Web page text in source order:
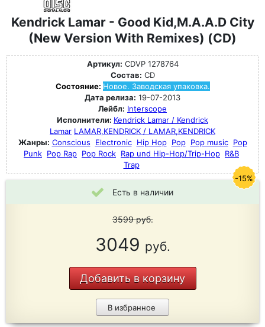
Kendrick Lamar - Good Kid,M.A.A.D City
(New Version With Remixes) (CD)
Артикул: CDVP 1278764
Состав: CD
Состояние: Новое. Заводская упаковка.
Дата релиза: 19-07-2013
Лейбл: Interscope
Исполнители: Kendrick Lamar / Kendrick
Lamar LAMAR,KENDRICK / LAMAR,KENDRICK
Жанры: Conscious Electronic Hip Hop Pop Pop music Pop
Punk Pop Rap Pop Rock Rap und Hip-Hop/Trip-Hop R&B
Trap
Есть в наличии
3599руб.
3049 руб.
Добавить в корзину
В избранное
-15%